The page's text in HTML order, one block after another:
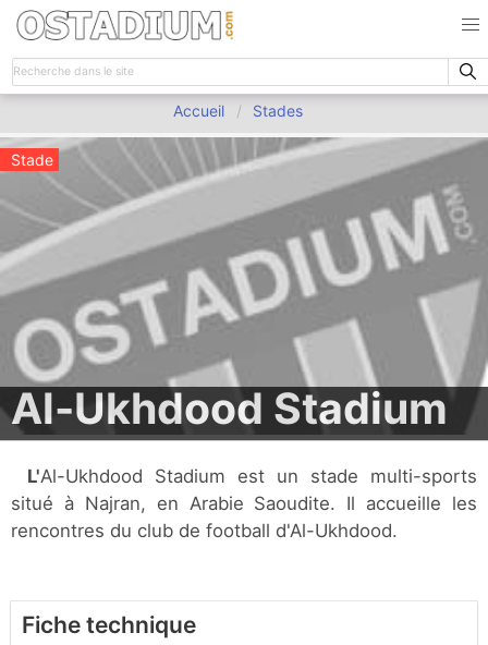
Accueil Stades
Stade
Al-Ukhdood Stadium
L'Al-Ukhdood Stadium est un stade multi-sports
situé à Najran, en Arabie Saoudite. Il accueille les
rencontres du club de football d'Al-Ukhdood.
Fiche technique